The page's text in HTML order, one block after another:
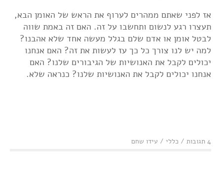
אז לפני שאתם ממהרים לערוף את הראש של האומן הבא,
תעצרו רגע לנשום ותחשבו על זה. האם זה באמת שווה
לבטל אומן או אדם שלם בגלל מעשה אחד שלא אהבנו?
למה יש לנו צורך כל כך עז לעשות את זה? האם אנחנו
יכולים לקבל את האנושיות של הגיבורים שלנו? האם
אנחנו יכולים לקבל את האנושיות שלנו? כנראה שלא.
4 תגובות / כללי / עידו שחם